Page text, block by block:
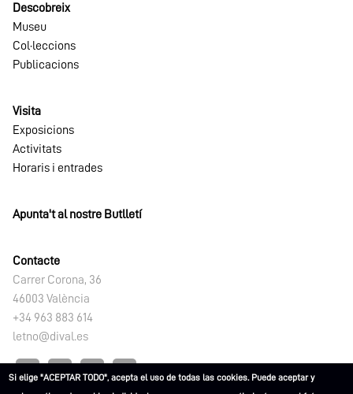
Descobreix
Museu
Col·leccions
Publicacions
Visita
Exposicions
Activitats
Horaris i entrades
Apunta't al nostre Butlletí
Contacte
Carrer Corona, 36
46003 València
+34 963 883 614
letno@dival.es
Si elige "ACEPTAR TODO", acepta el uso de todas las cookies. Puede aceptar y